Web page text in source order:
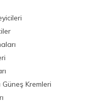
Güneş Kremleri